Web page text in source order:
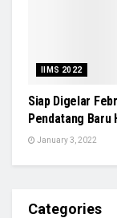
IIMS 2022
Siap Digelar
Pendatang Baru
January 3, 2022
Categories